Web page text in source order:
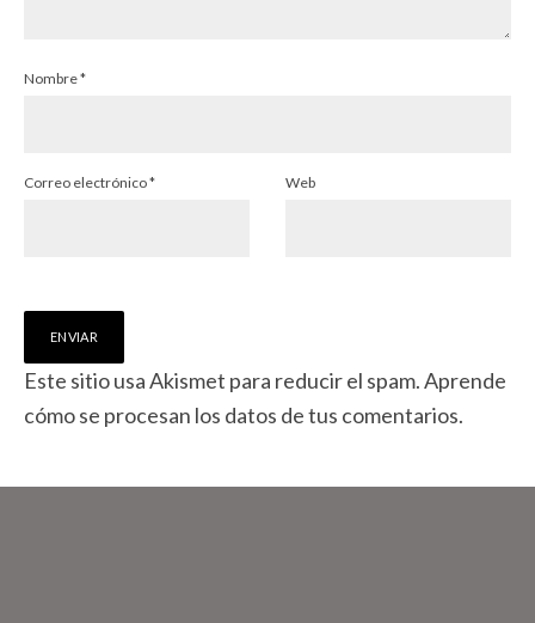
Nombre*
Correo electrónico* Web
Este sitio usa Akismet para reducir el spam.Aprende
cómo se procesan los datos de tus comentarios.